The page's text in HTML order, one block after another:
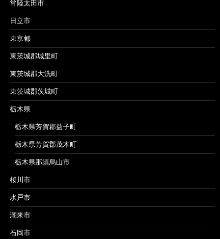
常陸太田市
日立市
東京都
東茨城郡城里町
東茨城郡大洗町
東茨城郡茨城町
栃木県
栃木県芳賀郡益子町
栃木県芳賀郡茂木町
栃木県那須烏山市
桜川市
水戸市
潮来市
石岡市